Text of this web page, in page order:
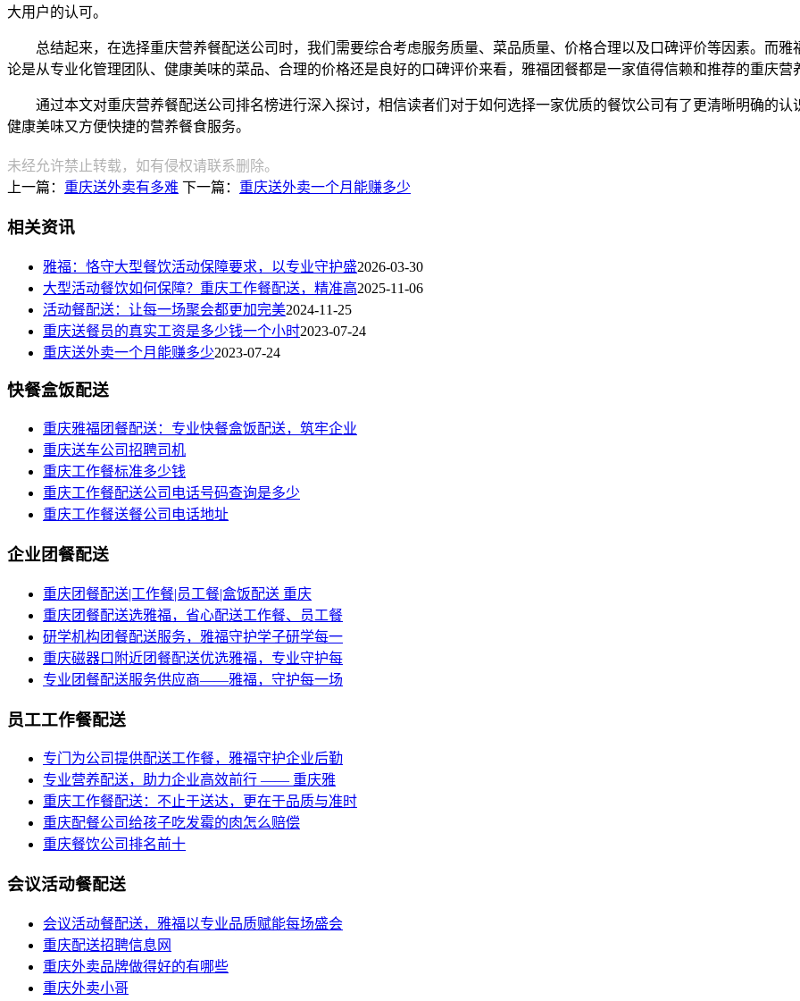
大用户的认可。
总结起来，在选择重庆营养餐配送公司时，我们需要综合考虑服务质量、菜品质量、价格合理以及口碑评价等因素。而
论是从专业化管理团队、健康美味的菜品、合理的价格还是良好的口碑评价来看，雅福团餐都是一家值得信赖和推荐的重庆营
通过本文对重庆营养餐配送公司排名榜进行深入探讨，相信读者们对于如何选择一家优质的餐饮公司有了更清晰明确的
健康美味又方便快捷的营养餐食服务。
未经允许禁止转载，如有侵权请联系删除。
上一篇： 重庆送外卖有多难 下一篇： 重庆送外卖一个月能赚多少
相关资讯
雅福：恪守大型餐饮活动保障要求，以专业守护盛2026-03-30
大型活动餐饮如何保障？重庆工作餐配送，精准高2025-11-06
活动餐配送：让每一场聚会都更加完美2024-11-25
重庆送餐员的真实工资是多少钱一个小时2023-07-24
重庆送外卖一个月能赚多少2023-07-24
快餐盒饭配送
重庆雅福团餐配送：专业快餐盒饭配送，筑牢企业
重庆送车公司招聘司机
重庆工作餐标准多少钱
重庆工作餐配送公司电话号码查询是多少
重庆工作餐送餐公司电话地址
企业团餐配送
重庆团餐配送|工作餐|员工餐|盒饭配送 重庆
重庆团餐配送选雅福，省心配送工作餐、员工餐
研学机构团餐配送服务，雅福守护学子研学每一
重庆磁器口附近团餐配送优选雅福，专业守护每
专业团餐配送服务供应商——雅福，守护每一场
员工工作餐配送
专门为公司提供配送工作餐，雅福守护企业后勤
专业营养配送，助力企业高效前行 —— 重庆雅
重庆工作餐配送：不止于送达，更在于品质与准时
重庆配餐公司给孩子吃发霉的肉怎么赔偿
重庆餐饮公司排名前十
会议活动餐配送
会议活动餐配送，雅福以专业品质赋能每场盛会
重庆配送招聘信息网
重庆外卖品牌做得好的有哪些
重庆外卖小哥